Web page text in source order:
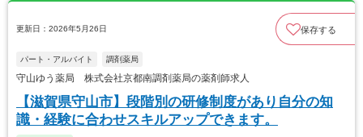
更新日：2026年5月26日 保存する
パート・アルバイト 調剤薬局
守山ゆう薬局 株式会社京都南調剤薬局の薬剤師求人
【滋賀県守山市】段階別の研修制度があり自分の知
識・経験に合わせスキルアップできます。